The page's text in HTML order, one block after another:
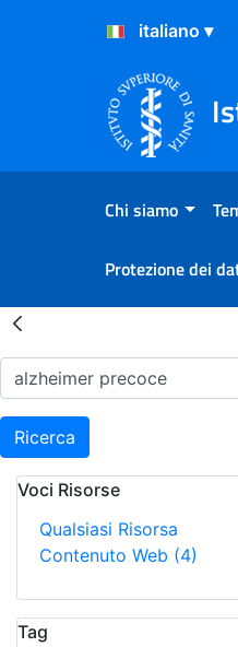
Salta al Contenuto
Salta al Footer
Chi siamo
Protezione dei
Risultati
Ricerca
Voci Risorse
Qualsiasi Risorsa
Contenuto Web (4)
Tag